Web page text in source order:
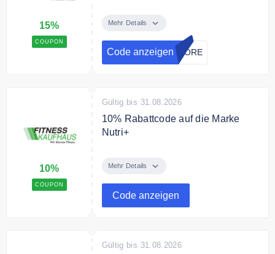
15%
COUPON
auf Produkte der Marke More
Mehr Details
Code anzeigen MORE
10%
COUPON
Gültig bis 31.08.2026
10% Rabattcode auf die Marke
Nutri+
vegane Marke Nutri+.
Mehr Details
Code anzeigen
Gültig bis 31.08.2026